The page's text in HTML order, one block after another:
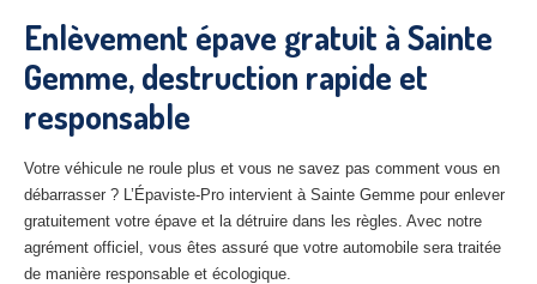
– Eure-et-Loir
27– Eure
10– Aube
02– Aisne
Tousles secteurs
CENTREVHU AGRÉE
Enlèvement épave gratuit à Sainte
Gemme, destruction rapide et
responsable
Votre véhicule ne roule plus et vous ne savez pas comment vous en
débarrasser ? L’Épaviste-Pro intervient à Sainte Gemme pour enlever
gratuitement votre épave et la détruire dans les règles. Avec notre
agrément officiel, vous êtes assuré que votre automobile sera traitée
de manière responsable et écologique.